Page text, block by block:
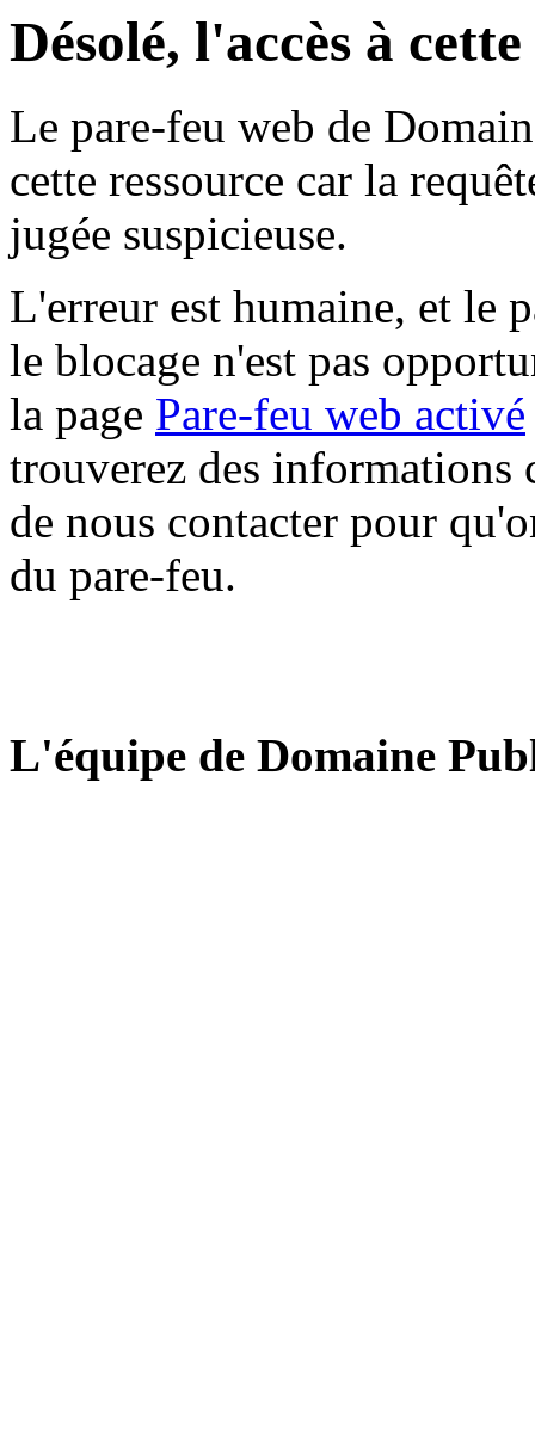
Désolé, l'accès à
Le pare-feu web de
cette ressource car la
jugée suspicieuse.
L'erreur est humaine, et le
le blocage n'est pas
la page Pare-feu web activé
trouverez des informations
de nous contacter pour
du pare-feu.
L'équipe de Domaine